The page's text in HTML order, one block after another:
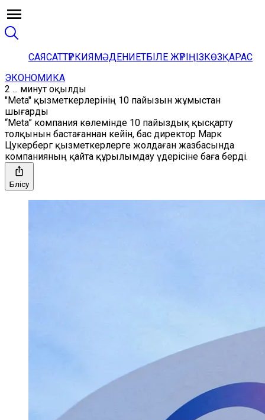
САЯСАТТҮРКИЯМӘДЕНИЕТБІЛЕ ЖҮРІҢІЗКӨЗҚАРАС
ЭКОНОМИКА
2 ... минут оқылды
"Meta" қызметкерлерінің 10 пайызын жұмыстан
шығарды
“Meta” компания көлемінде 10 пайыздық қысқарту
толқынын бастағаннан кейін, бас директор Марк
Цукерберг қызметкерлерге жолдаған жазбасында
компанияның қайта құрылымдау үдерісіне баға берді.
Бөлісу